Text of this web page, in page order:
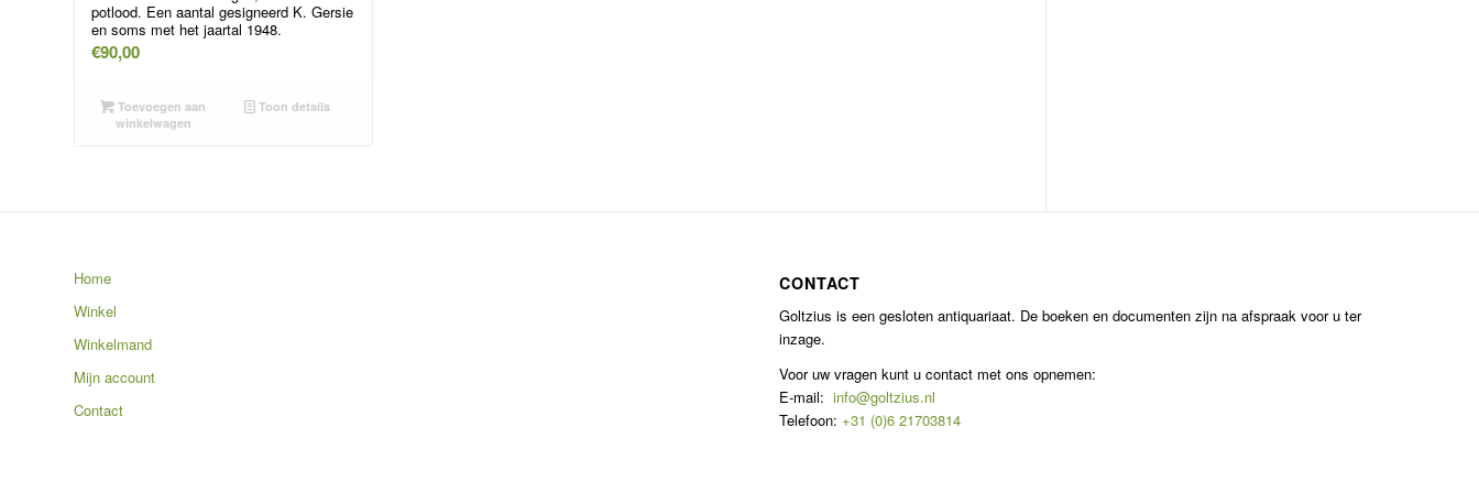
potlood. Een aantal gesigneerd K. Gersie
en soms met het jaartal 1948.
€90,00
Toevoegen aan
winkelwagen
Toon details
Home
Winkel
Winkelmand
Mijn account
Contact
CONTACT
Goltzius is een gesloten antiquariaat. De boeken en documenten zijn na afspraak voor u ter
inzage.
Voor uw vragen kunt u contact met ons opnemen:
E-mail:info@goltzius.nl
Telefoon: +31 (0)6 21703814